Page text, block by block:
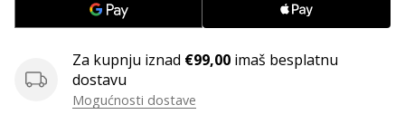
se
Za kupnju iznad €99,00 imaš besplatnu
dostavu
Mogućnosti dostave